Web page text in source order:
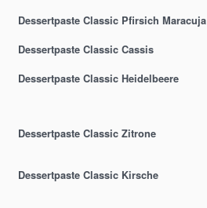
Dessertpaste Classic Pfirsich Maracuja
Dessertpaste Classic Cassis
Dessertpaste Classic Heidelbeere
Dessertpaste Classic Zitrone
Dessertpaste Classic Kirsche